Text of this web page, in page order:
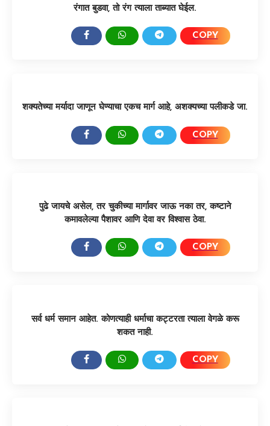
रंगात बुडवा, तो रंग त्याला ताब्यात घेईल.
COPY
शक्यतेच्या मर्यादा जाणून घेण्याचा एकच मार्ग आहे, अशक्यच्या पलीकडे जा.
COPY
पुढे जायचे असेल, तर चुकीच्या मार्गावर जाऊ नका तर, कष्टाने
कमावलेल्या पैशावर आणि देवा वर विश्वास ठेवा.
COPY
सर्व धर्म समान आहेत. कोणत्याही धर्माचा कट्टरता त्याला वेगळे करू
शकत नाही.
COPY